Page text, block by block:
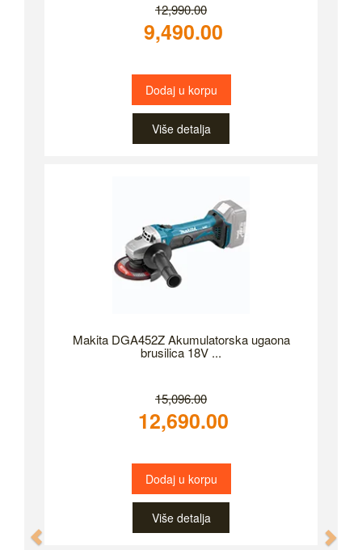
12,990.00
9,490.00
Dodaj u korpu
Više detalja
Makita DGA452Z Akumulatorska ugaona
brusilica 18V ...
15,096.00
12,690.00
Dodaj u korpu
Više detalja